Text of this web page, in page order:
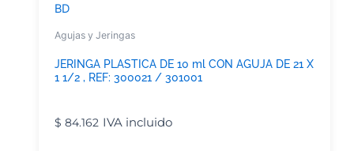
BD
Agujas y Jeringas
JERINGA PLASTICA DE 10 ml CON AGUJA DE 21 X
1 1/2 , REF: 300021 / 301001
$ 84.162 IVA incluido